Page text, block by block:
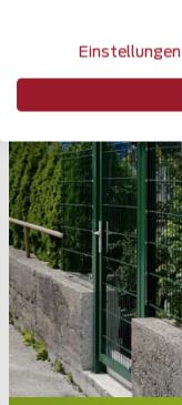
Einstellungen